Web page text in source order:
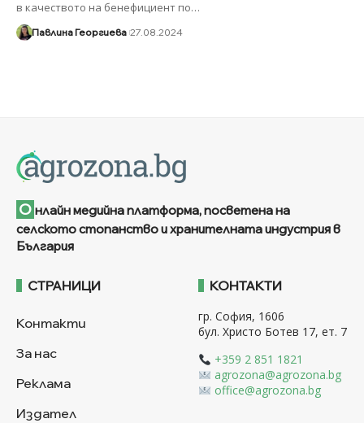
в качеството на бенефициент по…
Павлина Георгиева 27.08.2024
О нлайн медийна платформа, посветена на
селското стопанство и хранителната индустрия в
България
СТРАНИЦИ
Контакти
За нас
Реклама
Издател
КОНТАКТИ
гр. София, 1606
бул. Христо Ботев 17, ет. 7
+359 2 851 1821
agrozona@agrozona.bg
office@agrozona.bg